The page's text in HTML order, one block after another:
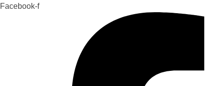
Facebook-f